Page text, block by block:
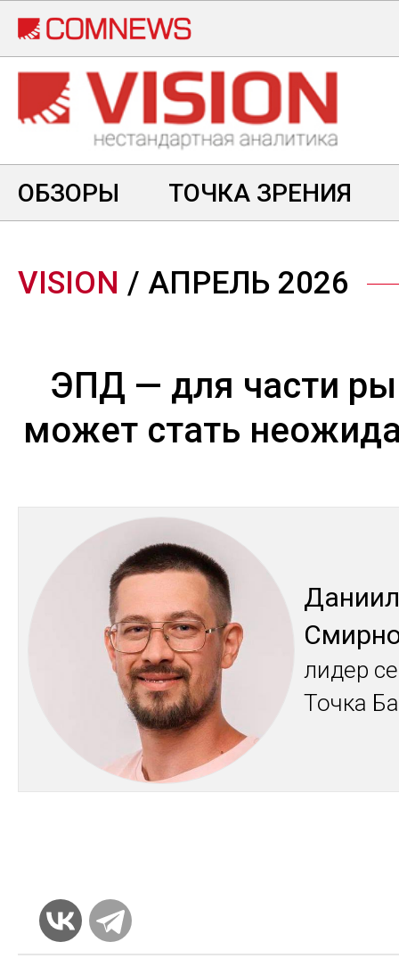
Перейти
к
основному
содержанию
ОБЗОРЫ ТОЧКА ЗРЕНИЯ
VISION / АПРЕЛЬ 2026
ЭПД — для части
может стать
Да­ниил
ли­дер
Точ­ка